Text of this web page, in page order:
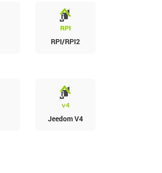
RPI/RPI2
Jeedom V4